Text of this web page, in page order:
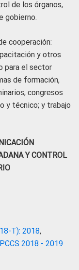
de los órganos,
gobierno.
cooperación:
y otros
para el sector
de formación,
congresos
y técnico; y trabajo
Y CONTROL
T): 2018,
2018 - 2019